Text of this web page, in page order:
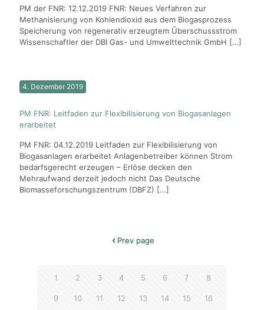
PM der FNR: 12.12.2019 FNR: Neues Verfahren zur
Methanisierung von Kohlendioxid aus dem Biogasprozess
Speicherung von regenerativ erzeugtem Überschussstrom
Wissenschaftler der DBI Gas- und Umwelttechnik GmbH […]
4. Dezember 2019
PM FNR: Leitfaden zur Flexibilisierung von Biogasanlagen
erarbeitet
PM FNR: 04.12.2019 Leitfaden zur Flexibilisierung von
Biogasanlagen erarbeitet Anlagenbetreiber können Strom
bedarfsgerecht erzeugen – Erlöse decken den
Mehraufwand derzeit jedoch nicht Das Deutsche
Biomasseforschungszentrum (DBFZ) […]
Prev page
1 2 3 4 5 6 7 8
9 10 11 12 13 14 15 16